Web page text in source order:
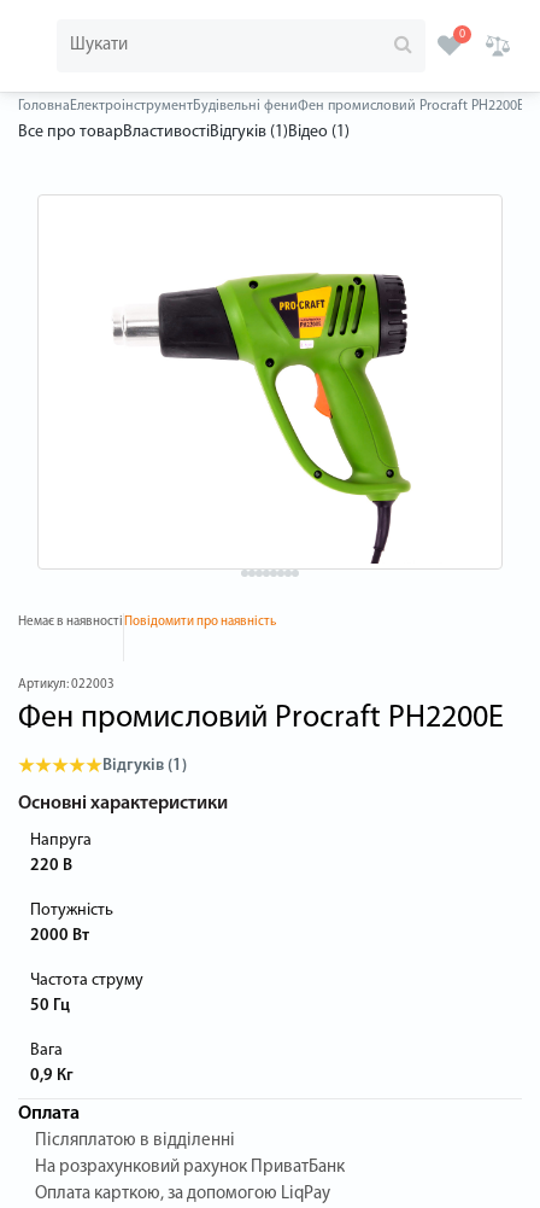
0
Головна ЕлектроінструментБудівельні фениФен промисловий Procraft PH2200E
Все про товарВластивостіВідгуків (1)Відео (1)
Немає в наявності Повідомити про наявність
Артикул:022003
Фен промисловий Procraft PH2200E
Відгуків (1)
Основні характеристики
Напруга
220 В
Потужність
2000 Вт
Частота струму
50 Гц
Вага
0,9 Кг
Оплата
Післяплатою в відділенні
На розрахунковий рахунок ПриватБанк
Оплата карткою, за допомогою LiqPay